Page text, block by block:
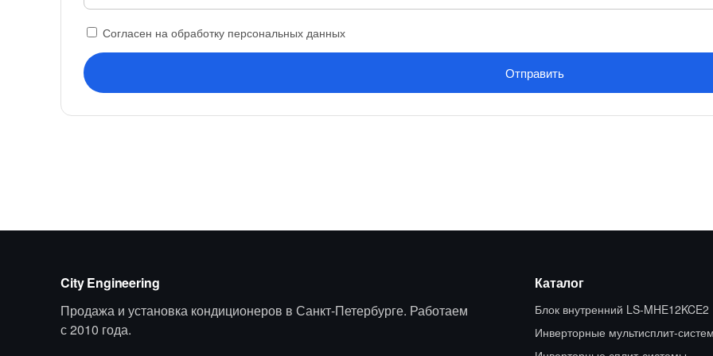
Согласен на обработку персональных данных
Отправить
City Engineering
Продажа и установка кондиционеров в Санкт-Петербурге. Работаем
с 2010 года.
Каталог
Блок внутренний LS-MHE12KCE2
Инверторные мультисплит-